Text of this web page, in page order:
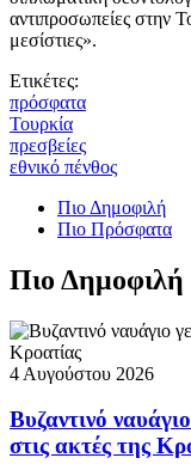
αντιπροσωπείες στην
μεσίστιες».
Ετικέτες:
πρόσφατα
Τουρκία
πρεσβείες
εθνικό πένθος
Πιο Δημοφιλή
Πιο Πρόσφατα
Πιο Δημοφιλή
4 Αυγούστου 2026
Βυζαντινό
στις ακτές της